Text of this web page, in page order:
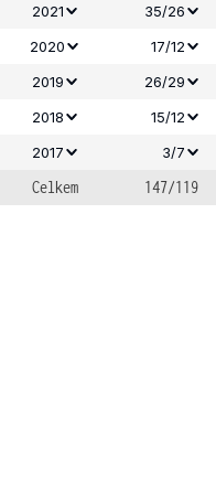
2021
35/26
2020
17/12
2019
26/29
2018
15/12
2017
3/7
Celkem
147/119